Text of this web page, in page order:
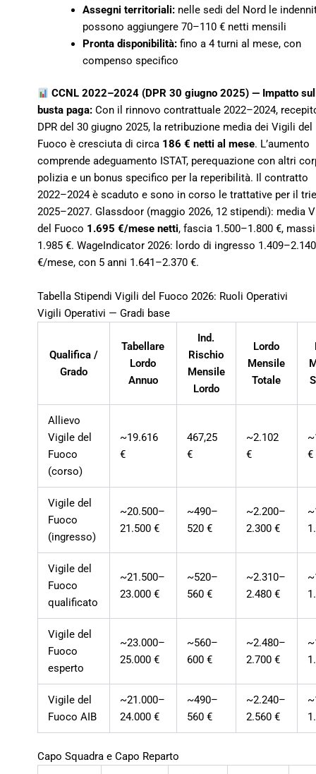
Assegni territoriali:nelle sedi del Nord le
possono aggiungere 70–110 € netti mensili
Pronta disponibilità:fino a 4 turni al mese, con
compenso specifico
CCNL 2022–2024 (DPR 30 giugno 2025) — Impatto
busta paga:Con il rinnovo contrattuale 2022–2024,
DPR del 30 giugno 2025, la retribuzione media dei Vigili del
Fuoco è cresciuta di circa 186 € netti al mese. L’aumento
comprende adeguamento ISTAT, perequazione con altri
polizia e un bonus specifico per la reperibilità. Il contratto
2022–2024 è scaduto e sono in corso le trattative per il
2025–2027. Glassdoor (maggio 2026, 12 stipendi): media
del Fuoco 1.695 €/mese netti, fascia 1.500–1.800 €,
1.985 €. WageIndicator 2026: lordo di ingresso 1.409–2.140
€/mese, con 5 anni 1.641–2.370 €.
Tabella Stipendi Vigili del Fuoco 2026: Ruoli Operativi
Vigili Operativi — Gradi base
Qualifica /
Grado
Tabellare
Lordo
Annuo
Ind.
Rischio
Mensile
Lordo
Lordo
Mensile
Totale
Allievo
Vigile del
Fuoco
(corso)
~19.616
€
467,25
€
~2.102
€
€
Vigile del
Fuoco
(ingresso)
~20.500–
21.500 €
~490–
520 €
~2.200–
2.300 €
Vigile del
Fuoco
qualificato
~21.500–
23.000 €
~520–
560 €
~2.310–
2.480 €
Vigile del
Fuoco
esperto
~23.000–
25.000 €
~560–
600 €
~2.480–
2.700 €
Vigile del
Fuoco AIB
~21.000–
24.000 €
~490–
560 €
~2.240–
2.560 €
Capo Squadra e Capo Reparto